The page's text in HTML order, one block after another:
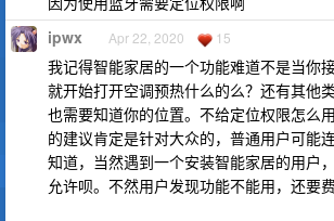
ipwx Apr 22, 2020 15
我记得智能家居的一个功能难道不是当你
就开始打开空调预热什么的么？还有其他
也需要知道你的位置。不给定位权限怎么
的建议肯定是针对大众的，普通用户可能
知道，当然遇到一个安装智能家居的用户
允许呗。不然用户发现功能不能用，还要